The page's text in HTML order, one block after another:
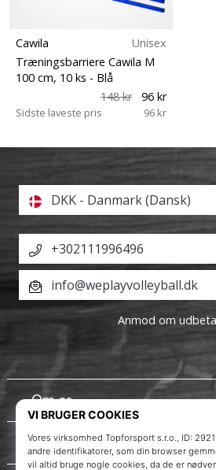
Cawila
Unisex
Træningsbarriere Cawila M
100 cm, 10 ks - Blå
148 kr
96 kr
Sidste laveste pris 96 kr
Om os
Kundeservice
DKK - Danmark (Dansk)
+302111996496
info@weplayvolleyball.dk
Anmod om